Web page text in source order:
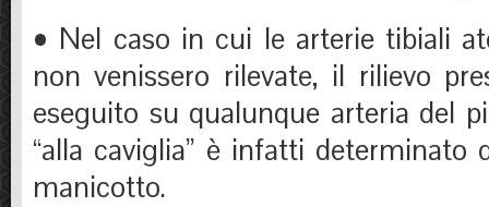
• Nel caso in cui le arterie tibiali
non venissero rilevate, il rilievo
eseguito su qualunque arteria del
“alla caviglia” è infatti determinato
manicotto.